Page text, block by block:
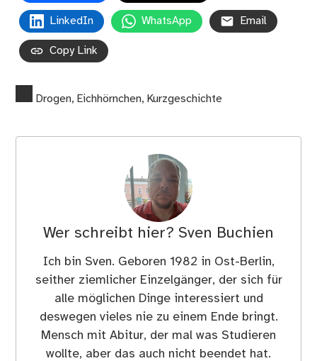
LinkedIn WhatsApp Email
Copy Link
Drogen, Eichhörnchen, Kurzgeschichte
Wer schreibt hier? Sven Buchien
Ich bin Sven. Geboren 1982 in Ost-Berlin,
seither ziemlicher Einzelgänger, der sich für
alle möglichen Dinge interessiert und
deswegen vieles nie zu einem Ende bringt.
Mensch mit Abitur, der mal was Studieren
wollte, aber das auch nicht beendet hat.